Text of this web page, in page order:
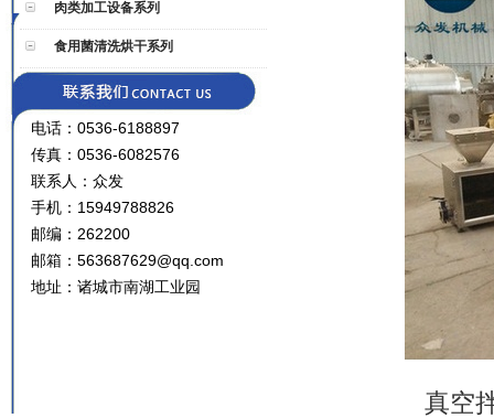
肉类加工设备系列
食用菌清洗烘干系列
电话：0536-6188897
传真：0536-6082576
联系人：众发
手机：15949788826
邮编：262200
邮箱：563687629@qq.com
地址：诸城市南湖工业园
真空